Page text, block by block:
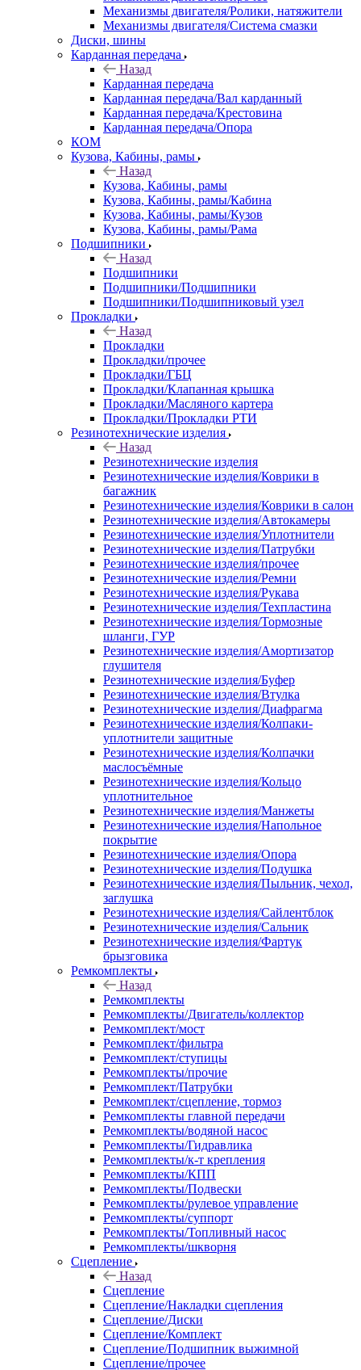
Механизмы двигателя/Ролики, натяжители
Механизмы двигателя/Система смазки
Диски, шины
Карданная передача
Назад
Карданная передача
Карданная передача/Вал карданный
Карданная передача/Крестовина
Карданная передача/Опора
КОМ
Кузова, Кабины, рамы
Назад
Кузова, Кабины, рамы
Кузова, Кабины, рамы/Кабина
Кузова, Кабины, рамы/Кузов
Кузова, Кабины, рамы/Рама
Подшипники
Назад
Подшипники
Подшипники/Подшипники
Подшипники/Подшипниковый узел
Прокладки
Назад
Прокладки
Прокладки/прочее
Прокладки/ГБЦ
Прокладки/Клапанная крышка
Прокладки/Масляного картера
Прокладки/Прокладки РТИ
Резинотехнические изделия
Назад
Резинотехнические изделия
Резинотехнические изделия/Коврики в
багажник
Резинотехнические изделия/Коврики в салон
Резинотехнические изделия/Автокамеры
Резинотехнические изделия/Уплотнители
Резинотехнические изделия/Патрубки
Резинотехнические изделия/прочее
Резинотехнические изделия/Ремни
Резинотехнические изделия/Рукава
Резинотехнические изделия/Техпластина
Резинотехнические изделия/Тормозные
шланги, ГУР
Резинотехнические изделия/Амортизатор
глушителя
Резинотехнические изделия/Буфер
Резинотехнические изделия/Втулка
Резинотехнические изделия/Диафрагма
Резинотехнические изделия/Колпаки-
уплотнители защитные
Резинотехнические изделия/Колпачки
маслосъёмные
Резинотехнические изделия/Кольцо
уплотнительное
Резинотехнические изделия/Манжеты
Резинотехнические изделия/Напольное
покрытие
Резинотехнические изделия/Опора
Резинотехнические изделия/Подушка
Резинотехнические изделия/Пыльник, чехол,
заглушка
Резинотехнические изделия/Сайлентблок
Резинотехнические изделия/Сальник
Резинотехнические изделия/Фартук
брызговика
Ремкомплекты
Назад
Ремкомплекты
Ремкомплекты/Двигатель/коллектор
Ремкомплект/мост
Ремкомплект/фильтра
Ремкомплект/ступицы
Ремкомплекты/прочие
Ремкомплект/Патрубки
Ремкомплект/сцепление, тормоз
Ремкомплекты главной передачи
Ремкомплекты/водяной насос
Ремкомплекты/Гидравлика
Ремкомплекты/к-т крепления
Ремкомплекты/КПП
Ремкомплекты/Подвески
Ремкомплекты/рулевое управление
Ремкомплекты/суппорт
Ремкомплекты/Топливный насос
Ремкомплекты/шкворня
Сцепление
Назад
Сцепление
Сцепление/Накладки сцепления
Сцепление/Диски
Сцепление/Комплект
Сцепление/Подшипник выжимной
Сцепление/прочее